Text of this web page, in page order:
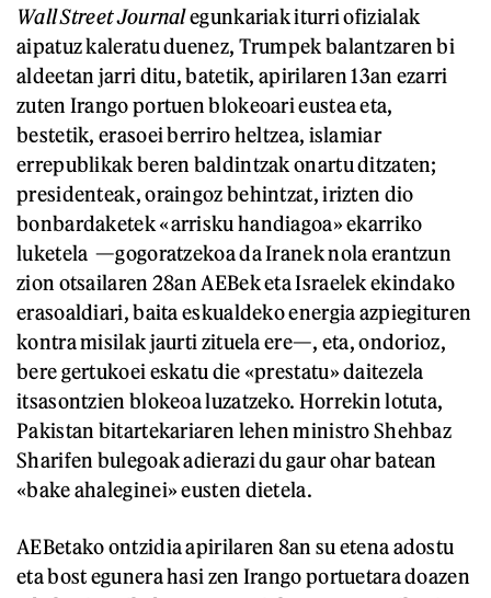
Wall Street Journalegunkariak iturri ofizialak
aipatuz kaleratu duenez, Trumpek balantzaren bi
aldeetan jarri ditu, batetik, apirilaren 13an ezarri
zuten Irango portuen blokeoari eustea eta,
bestetik, erasoei berriro heltzea, islamiar
errepublikak beren baldintzak onartu ditzaten;
presidenteak, oraingoz behintzat, irizten dio
bonbardaketek «arrisku handiagoa» ekarriko
luketela —gogoratzekoa da Iranek nola erantzun
zion otsailaren 28an AEBek eta Israelek ekindako
erasoaldiari, baita eskualdeko energia azpiegituren
kontra misilak jaurti zituela ere—, eta, ondorioz,
bere gertukoei eskatu die «prestatu» daitezela
itsasontzien blokeoa luzatzeko. Horrekin lotuta,
Pakistan bitartekariaren lehen ministro Shehbaz
Sharifen bulegoak adierazi du gaur ohar batean
«bake ahaleginei» eusten dietela.
AEBetako ontzidia apirilaren 8an su etena adostu
eta bost egunera hasi zen Irango portuetara doazen